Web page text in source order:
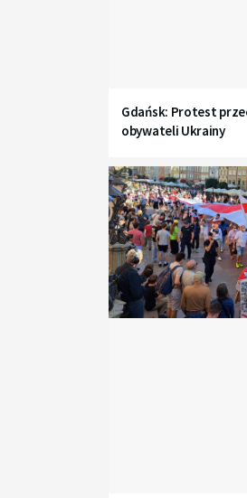
Gdańsk: Protest
obywateli Ukrainy